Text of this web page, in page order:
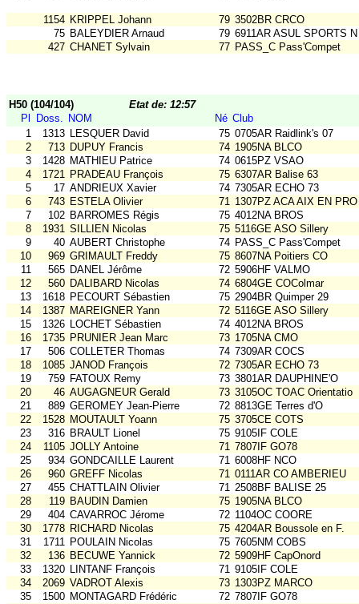
1154 KRIPPEL Johann 79 3502BR CRCO
75 BALEYDIER Arnaud 79 6911AR ASUL SPORTS
427 CHANET Sylvain 77 PASS_C Pass'Compet
H50 (104/104)
Etat de: 12:57
Pl
Doss. NOM Né Club
1
1313 LESQUER David 75 0705AR Raidlink's 07
2
713 DUPUY Francis 74 1905NA BLCO
3
1428 MATHIEU Patrice 74 0615PZ VSAO
4
1721 PRADEAU François 75 6307AR Balise 63
5
17 ANDRIEUX Xavier 74 7305AR ECHO 73
6
743 ESTELA Olivier 71 1307PZ ACA AIX EN
7
102 BARROMES Régis 75 4012NA BROS
8
1931 SILLIEN Nicolas 75 5116GE ASO Sillery
9
40 AUBERT Christophe 74 PASS_C Pass'Compet
10
969 GRIMAULT Freddy 75 8607NA Poitiers CO
11
565 DANEL Jérôme 72 5906HF VALMO
12
560 DALIBARD Nicolas 74 6804GE COColmar
13
1618 PECOURT Sébastien 75 2904BR Quimper 29
14
1387 MAREIGNER Yann 72 5116GE ASO Sillery
15
1326 LOCHET Sébastien 74 4012NA BROS
16
1735 PRUNIER Jean Marc 73 1705NA CMO
17
506 COLLETER Thomas 74 7309AR COCS
18
1085 JANOD François 72 7305AR ECHO 73
19
759 FATOUX Remy 73 3801AR DAUPHINE'O
20
46 AUGAGNEUR Gerald 73 3105OC TOAC Orientatio
21
889 GEROMEY Jean-Pierre 72 8813GE Terres d'O
22
1528 MOUTAULT Yoann 75 3705CE COTS
23
316 BRAULT Lionel 75 9105IF COLE
24
1105 JOLLY Antoine 71 7807IF GO78
25
934 GONDCAILLE Laurent 71 6008HF NCO
26
960 GREFF Nicolas 71 0111AR CO AMBERIEU
27
455 CHATTLAIN Olivier 71 2508BF BALISE 25
28
119 BAUDIN Damien 75 1905NA BLCO
29
404 CAVARROC Jérome 72 1104OC COORE
30
1778 RICHARD Nicolas 75 4204AR Boussole en F.
31
1711 POULAIN Nicolas 75 7605NM COBS
32
136 BECUWE Yannick 72 5909HF CapOnord
33
1320 LINTANF François 71 9105IF COLE
34
2069 VADROT Alexis 73 1303PZ MARCO
35
1500 MONTAGARD Frédéric 72 7807IF GO78